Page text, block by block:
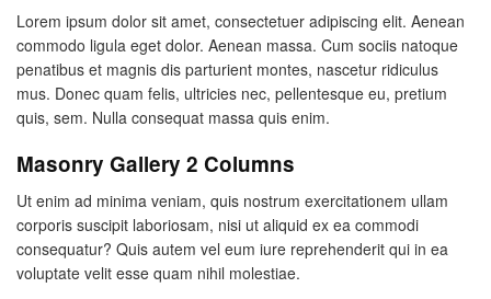
Lorem ipsum dolor sit amet, consectetuer adipiscing elit. Aenean
commodo ligula eget dolor. Aenean massa. Cum sociis natoque
penatibus et magnis dis parturient montes, nascetur ridiculus
mus. Donec quam felis, ultricies nec, pellentesque eu, pretium
quis, sem. Nulla consequat massa quis enim.
Masonry Gallery 2 Columns
Ut enim ad minima veniam, quis nostrum exercitationem ullam
corporis suscipit laboriosam, nisi ut aliquid ex ea commodi
consequatur? Quis autem vel eum iure reprehenderit qui in ea
voluptate velit esse quam nihil molestiae.